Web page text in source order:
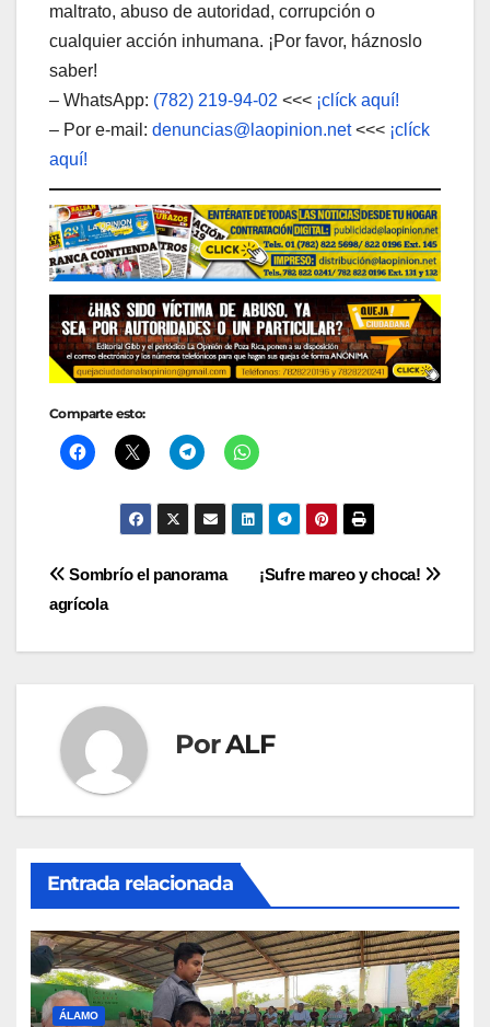
maltrato, abuso de autoridad, corrupción o
cualquier acción inhumana. ¡Por favor, háznoslo
saber!
– WhatsApp: (782) 219-94-02 <<< ¡clíck aquí!
– Por e-mail: denuncias@laopinion.net<<< ¡clíck
aquí!
Comparte esto:
Navegación
de
¡Sufre mareo y choca!
Sombrío el panorama
agrícola
PorALF
Entrada relacionada
ÁLAMO